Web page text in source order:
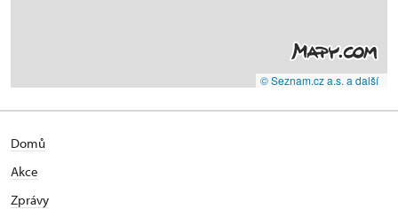
© Seznam.cz a.s. a další
Domů
Akce
Zprávy